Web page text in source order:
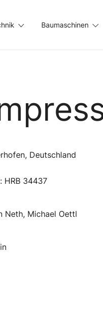
Baumaschinen
Deutschland
HRB 34437
Neth, Michael Oettl